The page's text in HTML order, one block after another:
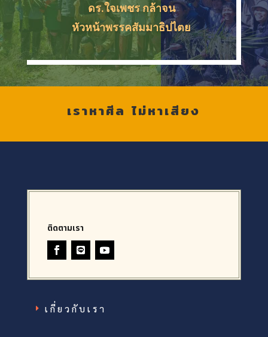
ดร.ใจเพชร กล้าจน
หัวหน้าพรรคสัมมาธิปไตย
เราหาศีล ไม่หาเสียง
ติดตามเรา
เกี่ยวกับเรา